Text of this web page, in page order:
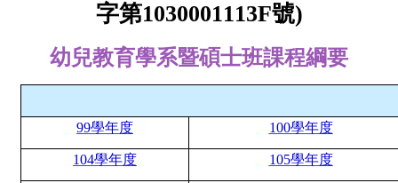
字第1030001113F號)
幼兒教育學系暨碩士班課程綱要
99學年度 100學年度
104學年度 105學年度